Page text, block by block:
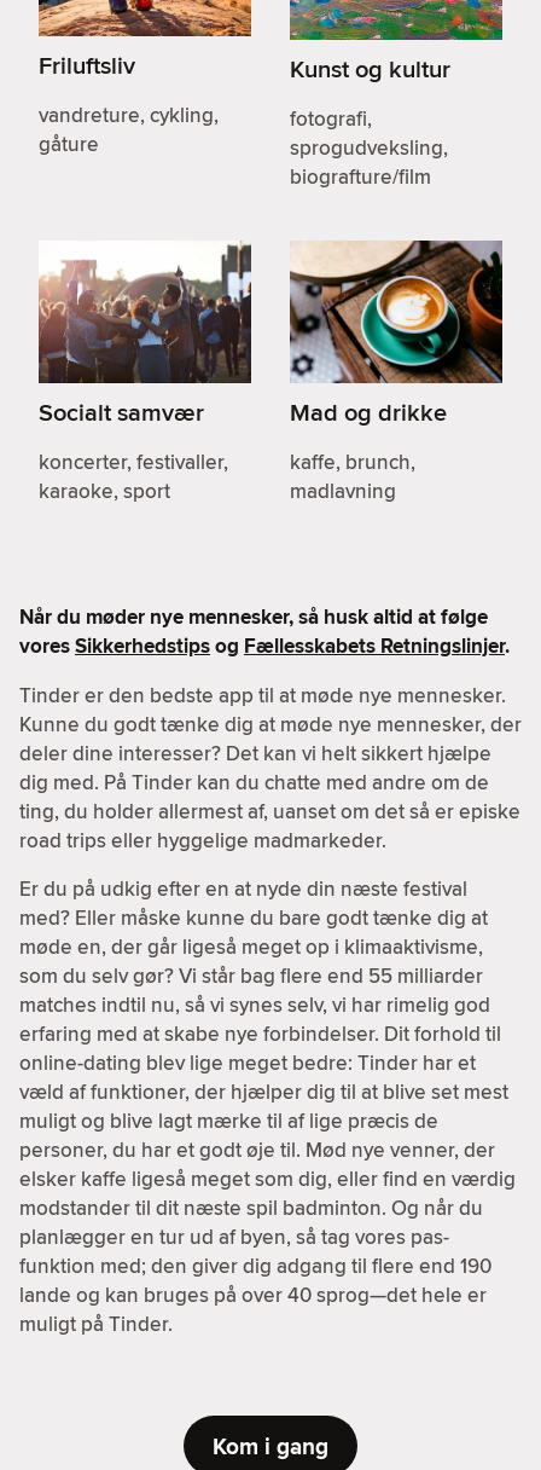
Friluftsliv
vandreture, cykling,
gåture
Kunst og kultur
fotografi,
sprogudveksling,
biografture/film
Socialt samvær
koncerter, festivaller,
karaoke, sport
Mad og drikke
kaffe, brunch,
madlavning
Når du møder nye mennesker, så husk altid at følge
voresSikkerhedstipsog Fællesskabets Retningslinjer.
Tinder er den bedste app til at møde nye mennesker.
Kunne du godt tænke dig at møde nye mennesker, der
deler dine interesser? Det kan vi helt sikkert hjælpe
dig med. På Tinder kan du chatte med andre om de
ting, du holder allermest af, uanset om det så er episke
road trips eller hyggelige madmarkeder.
Er du på udkig efter en at nyde din næste festival
med? Eller måske kunne du bare godt tænke dig at
møde en, der går ligeså meget op i klimaaktivisme,
som du selv gør? Vi står bag flere end 55 milliarder
matches indtil nu, så vi synes selv, vi har rimelig god
erfaring med at skabe nye forbindelser. Dit forhold til
online-dating blev lige meget bedre: Tinder har et
væld af funktioner, der hjælper dig til at blive set mest
muligt og blive lagt mærke til af lige præcis de
personer, du har et godt øje til. Mød nye venner, der
elsker kaffe ligeså meget som dig, eller find en værdig
modstander til dit næste spil badminton. Og når du
planlægger en tur ud af byen, så tag vores pas-
funktion med; den giver dig adgang til flere end 190
lande og kan bruges på over 40 sprog—det hele er
muligt på Tinder.
Kom i gang